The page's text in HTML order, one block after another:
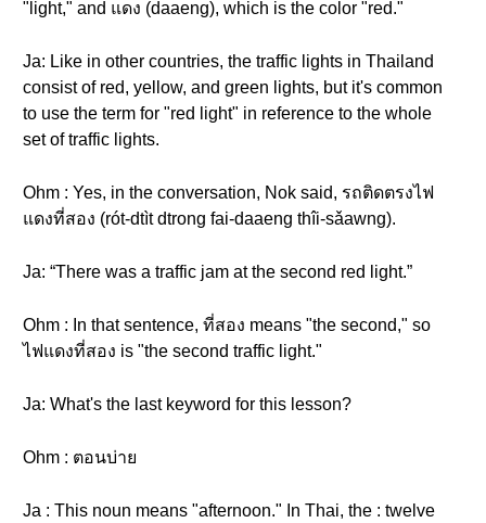
"light," and แดง (daaeng), which is the color "red."
Ja: Like in other countries, the traffic lights in Thailand
consist of red, yellow, and green lights, but it's common
to use the term for "red light" in reference to the whole
set of traffic lights.
Ohm : Yes, in the conversation, Nok said, รถติดตรงไฟ
แดงที่สอง (rót-dtìt dtrong fai-daaeng thîi-sǎawng).
Ja: “There was a traffic jam at the second red light.”
Ohm : In that sentence, ที่สอง means "the second," so
ไฟแดงที่สอง is "the second traffic light."
Ja: What's the last keyword for this lesson?
Ohm : ตอนบ่าย
Ja : This noun means "afternoon." In Thai, the : twelve